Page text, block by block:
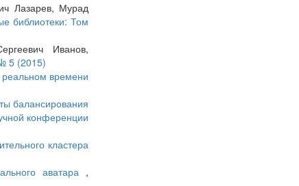
Лазарев, Мурад
библиотеки: Том
Иванов,
5 (2015)
реальном времени
балансирования
конференции
кластера
аватара ,